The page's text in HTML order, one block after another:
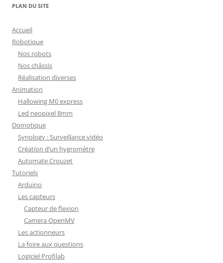
PLAN DU SITE
Accueil
Robotique
Nos robots
Nos châssis
Réalisation diverses
Animation
Hallowing M0 express
Led neopixel 8mm
Domotique
Synology : Surveillance vidéo
Création d’un hygromètre
Automate Crouzet
Tutoriels
Arduino
Les capteurs
Capteur de flexion
Camera OpenMV
Les actionneurs
La foire aux questions
Logiciel Profilab